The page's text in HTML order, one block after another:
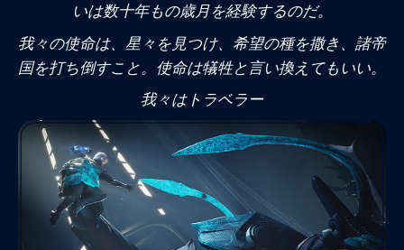
いは数十年もの歳月を経験するのだ。
我々の使命は、星々を見つけ、希望の種を撒き、諸帝
国を打ち倒すこと。使命は犠牲と言い換えてもいい。
我々はトラベラー